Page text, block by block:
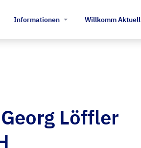
Informationen Willkomm Aktuell
Löffler